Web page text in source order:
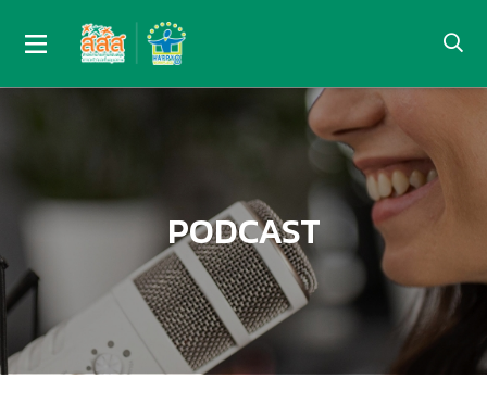
PODCAST